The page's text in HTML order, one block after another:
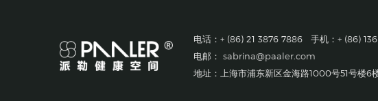
电话：+ (86) 21 3876 7886 手机：+ (86)
电邮： sabrina@paaler.com
地址：上海市浦东新区金海路1000号51号楼6